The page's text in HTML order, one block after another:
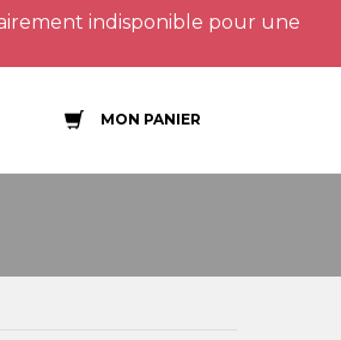
indisponible pour une
MON PANIER